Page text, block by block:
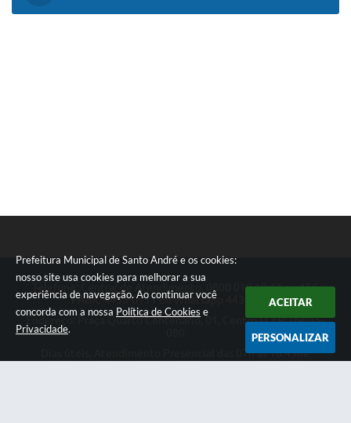
Prefeitura Municipal de Santo André e os cookies:
nosso site usa cookies para melhorar a sua
experiência de navegação. Ao continuar você
concorda com a nossa Política de Cookies e
Privacidade.
ACEITAR
PERSONALIZAR
Telefone: Central de Atendimento: 0800 019 19 44 ou 156
PABX: 4433-0111 ou Whatsapp 4433-0123
Endereço: Praça Quarto Centenário, 01, Centro | CEP: 09015-
Dias úteis, Atendimento Presencial das 07h as 18:45he